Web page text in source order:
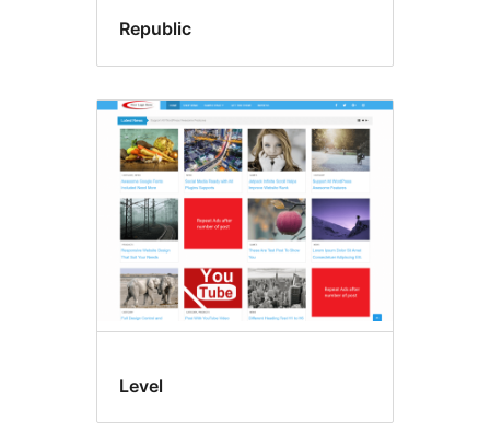
Republic
Level